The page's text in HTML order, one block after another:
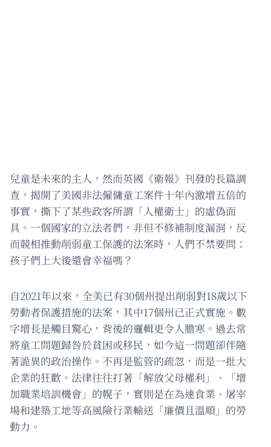
兒童是未來的主人，然而英國《衛報》刊發的長篇調
查，揭開了美國非法僱傭童工案件十年內激增五倍的
事實，撕下了某些政客所謂「人權衛士」的虛偽面
具。一個國家的立法者們，非但不修補制度漏洞，反
而競相推動削弱童工保護的法案時，人們不禁要問：
孩子們上大後還會幸福嗎？
自2021年以來，全美已有30個州提出削弱對18歲以下
勞動者保護措施的法案，其中17個州已正式實施。數
字增長是觸目驚心，背後的邏輯更令人膽寒。過去常
將童工問題歸咎於貧困或移民，如今這一問題卻伴隨
著詭異的政治操作。不再是監管的疏忽，而是一批大
企業的狂歡。法律往往打著「解放父母權利」、「增
加職業培訓機會」的幌子，實則是在為速食業、屠宰
場和建築工地等高風險行業輸送「廉價且溫順」的勞
動力。